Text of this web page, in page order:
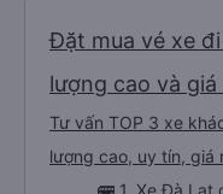
Đặt mua vé xe
lượng cao và
Tư vấn TOP 3 xe
lượng cao, uy tín, giá
🚌 1. Xe Đà Lạt